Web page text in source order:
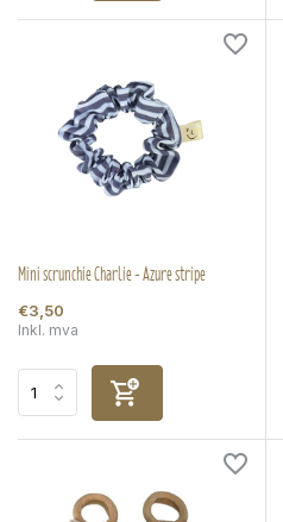
Mini scrunchie Charlie - Azure stripe
€3,50
Inkl. mva